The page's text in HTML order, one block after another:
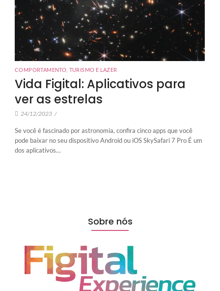
COMPORTAMENTO TURISMO E LAZER
Vida Figital: Aplicativos para
ver as estrelas
24/12/2023 /
Se você é fascinado por astronomia, confira cinco apps que você
pode baixar no seu dispositivo Android ou iOS SkySafari 7 Pro É um
dos aplicativos…
Sobre nós